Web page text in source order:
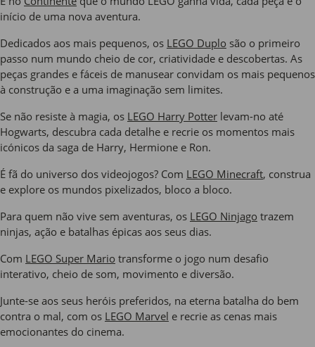
início de uma nova aventura.
Dedicados aos mais pequenos, os LEGO Duplo são o primeiro
passo num mundo cheio de cor, criatividade e descobertas. As
peças grandes e fáceis de manusear convidam os mais pequenos
à construção e a uma imaginação sem limites.
Se não resiste à magia, os LEGO Harry Potter levam-no até
Hogwarts, descubra cada detalhe e recrie os momentos mais
icónicos da saga de Harry, Hermione e Ron.
É fã do universo dos videojogos? Com LEGO Minecraft, construa
e explore os mundos pixelizados, bloco a bloco.
Para quem não vive sem aventuras, os LEGO Ninjago trazem
ninjas, ação e batalhas épicas aos seus dias.
Com LEGO Super Mario transforme o jogo num desafio
interativo, cheio de som, movimento e diversão.
Junte-se aos seus heróis preferidos, na eterna batalha do bem
contra o mal, com os LEGO Marvel e recrie as cenas mais
emocionantes do cinema.